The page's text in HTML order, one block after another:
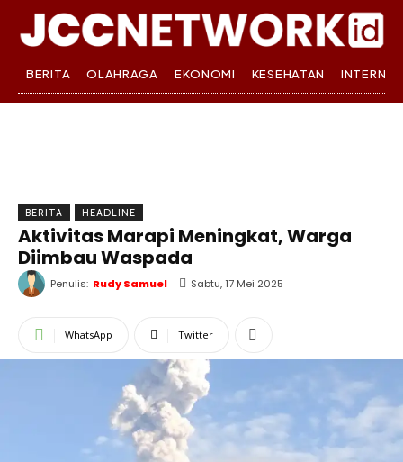
BERITA OLAHRAGA EKONOMI KESEHATAN
BERITA HEADLINE
Aktivitas Marapi Meningkat, Warga
Diimbau Waspada
Penulis: Rudy Samuel Sabtu, 17 Mei 2025
WhatsApp Twitter